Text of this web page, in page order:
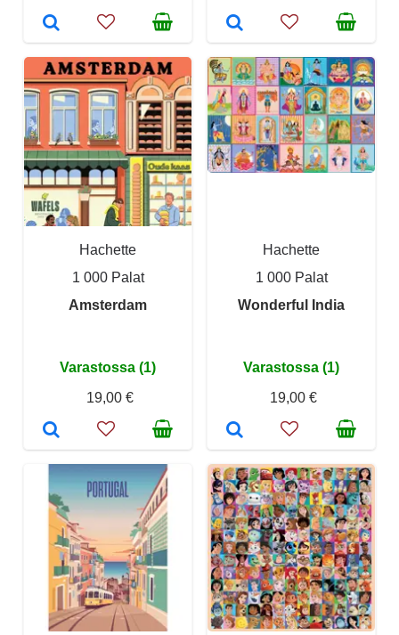
Hachette
1 000 Palat
Amsterdam
Varastossa (1)
19,00 €
Hachette
1 000 Palat
Wonderful India
Varastossa (1)
19,00 €